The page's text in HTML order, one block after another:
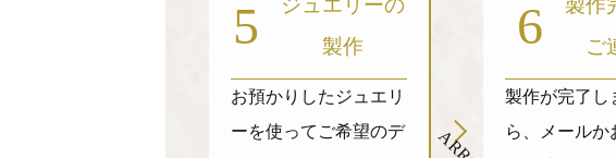
5
ジュエリーの
製作
お預かりしたジュエリ
ーを使ってご希望のデ
6
製作
ご
製作が完了し
ら、メールか